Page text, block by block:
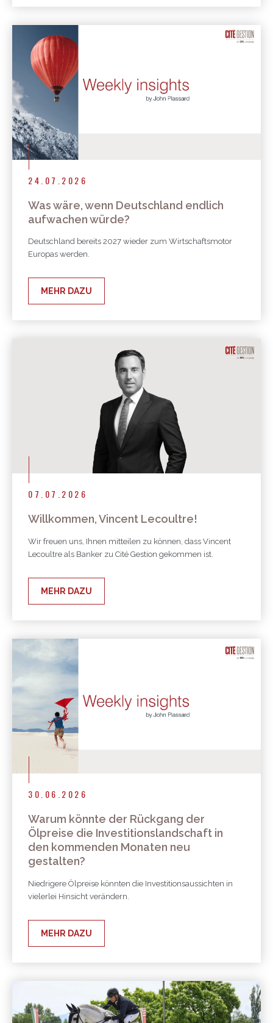
24.07.2026
Was wäre, wenn Deutschland endlich
aufwachen würde?
Deutschland bereits 2027 wieder zum Wirtschaftsmotor
Europas werden.
MEHR DAZU
07.07.2026
Willkommen, Vincent Lecoultre!
Wir freuen uns, Ihnen mitteilen zu können, dass Vincent
Lecoultre als Banker zu Cité Gestion gekommen ist.
MEHR DAZU
30.06.2026
Warum könnte der Rückgang der
Ölpreise die Investitionslandschaft in
den kommenden Monaten neu
gestalten?
Niedrigere Ölpreise könnten die Investitionsaussichten in
vielerlei Hinsicht verändern.
MEHR DAZU